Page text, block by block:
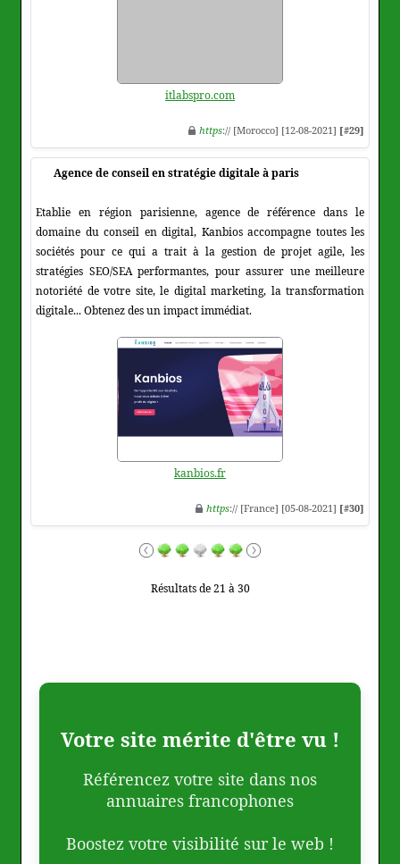
itlabspro.com
https:// [Morocco] [12-08-2021] [#29]
Agence de conseil en stratégie digitale à paris
Etablie en région parisienne, agence de référence dans le
domaine du conseil en digital, Kanbios accompagne toutes les
sociétés pour ce qui a trait à la gestion de projet agile, les
stratégies SEO/SEA performantes, pour assurer une meilleure
notoriété de votre site, le digital marketing, la transformation
digitale... Obtenez des un impact immédiat.
kanbios.fr
https:// [France] [05-08-2021] [#30]
Résultats de 21 à 30
Votre site mérite d'être vu !
Référencez votre site dans nos
annuaires francophones
Boostez votre visibilité sur le web !